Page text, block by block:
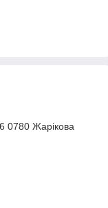
0780 Жарікова